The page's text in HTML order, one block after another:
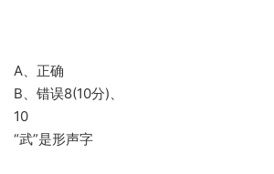
A、正确
B、错误8(10分)、
10
“武”是形声字